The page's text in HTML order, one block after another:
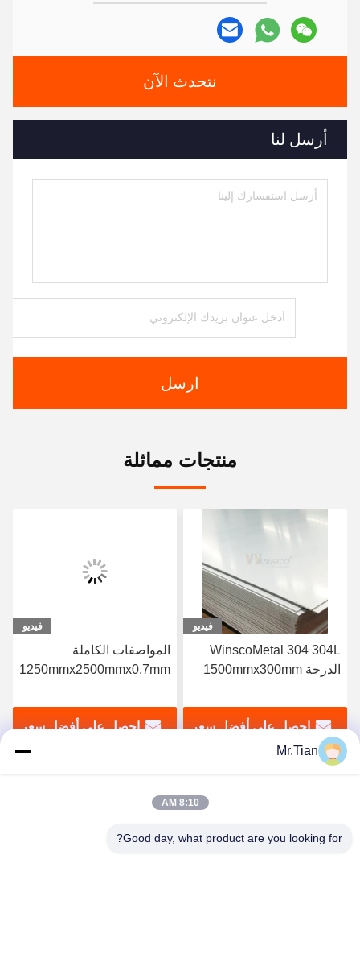
نتحدث الآن
أرسل لنا
ارسل
منتجات مماثلة
فيديو
المواصفات الكاملة
1250mmx2500mmx0.7mm
2B صفيحة الفولاذ المقاوم
للصدأ 304 304L الدرجةاحصل على أفضل سعر
فيديو
المصنع الأصلي SUS 316
316L الفولاذ المقاوم للصدأ
1220mmx2440mmx0.7mm
احصل على أفضل سعر
(GuangDong)Foshan Winsco Metal Products
Mr.Tian
8:10 AM
Good day, what product are you looking for?